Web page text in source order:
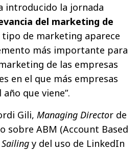
introducido la jornada
del marketing de
tipo de marketing aparece
más importante para
de las empresas
en el que más empresas
que viene”.
Gili, Managing Director de
sobre ABM (Account Based
y del uso de LinkedIn